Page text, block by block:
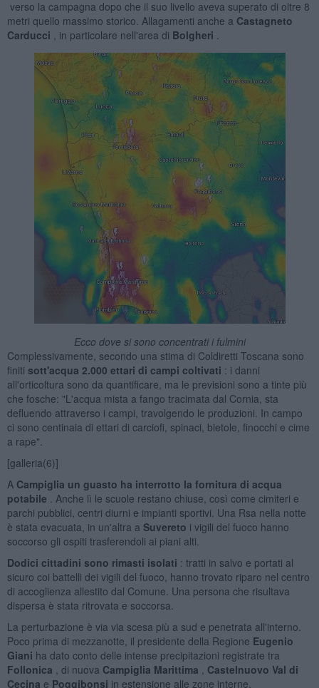
verso la campagna dopo che il suo livello aveva superato di oltre 8
metri quello massimo storico. Allagamenti anche a Castagneto
Carducci , in particolare nell'area di Bolgheri
Ecco dove si sono concentrati i fulmini
Complessivamente, secondo una stima di Coldiretti Toscana sono
finiti sott'acqua 2.000 ettari di campi coltivati : i danni
all'orticoltura sono da quantificare, ma le previsioni sono a tinte più
che fosche: "L'acqua mista a fango tracimata dal Cornia, sta
defluendo attraverso i campi, travolgendo le produzioni. In campo
ci sono centinaia di ettari di carciofi, spinaci, bietole, finocchi e cime
a rape".
[galleria(6)]
A Campiglia un guasto ha interrotto la fornitura di acqua
potabile . Anche lì le scuole restano chiuse, così come cimiteri e
parchi pubblici, centri diurni e impianti sportivi. Una Rsa nella notte
è stata evacuata, in un'altra a Suvereto i vigili del fuoco hanno
soccorso gli ospiti trasferendoli ai piani alti.
Dodici cittadini sono rimasti isolati : tratti in salvo e portati al
sicuro coi battelli dei vigili del fuoco, hanno trovato riparo nel centro
di accoglienza allestito dal Comune. Una persona che risultava
dispersa è stata ritrovata e soccorsa.
La perturbazione è via via scesa più a sud e penetrata all'interno.
Poco prima di mezzanotte, il presidente della Regione Eugenio
Giani ha dato conto delle intense precipitazioni registrate tra
Follonica , di nuova Campiglia Marittima
Castelnuovo Val di
Cecina e Poggibonsi in estensione alle zone interne.